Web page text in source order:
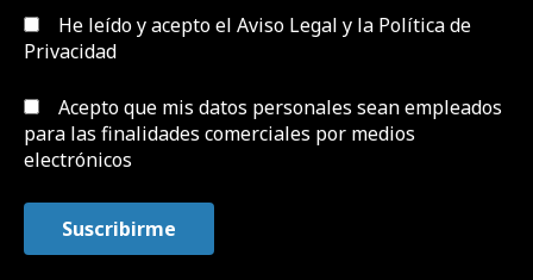
He leído y acepto el Aviso Legal y la Política de
Privacidad
Acepto que mis datos personales sean empleados
para las finalidades comerciales por medios
electrónicos